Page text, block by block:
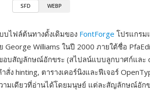
SFD WEBP
บไฟล์ต้นทางดั้งเดิมของ FontForge โปรแกร
Williams ในปี 2000 ภายใต้ชื่อ
บสัญลักษณ์อักขระ (สไปลน์แบบลูกบาศก์และ
สั่ง hinting, ตารางเคอร์นิงและฟีเจอร์
มเดียวที่อ่านได้โดยมนุษย์ แต่ละสัญลักษณ์อัก